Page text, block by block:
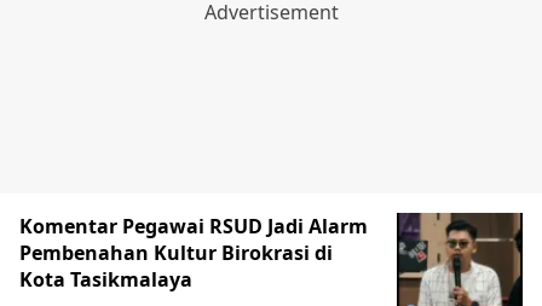
Komentar Pegawai RSUD Jadi Alarm
Pembenahan Kultur Birokrasi di
Kota Tasikmalaya